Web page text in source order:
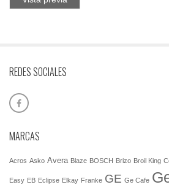
REDES SOCIALES
MARCAS
Acros Asko Avera Blaze BOSCH Brizo Broil King
Easy EB Eclipse Elkay Franke GE Ge Cafe